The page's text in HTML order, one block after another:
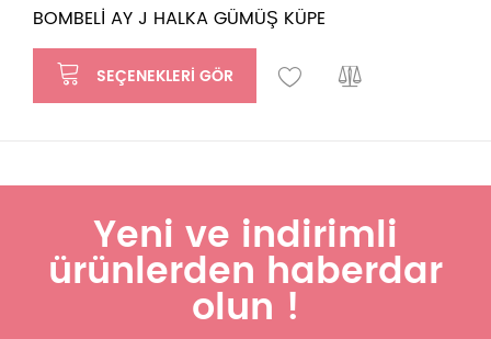
BOMBELİ AY J HALKA GÜMÜŞ KÜPE
SEÇENEKLERI GÖR
Yeni ve indirimli
ürünlerden haberdar
olun !